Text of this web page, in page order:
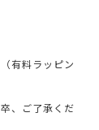
有料ラッピン
、ご了承くだ